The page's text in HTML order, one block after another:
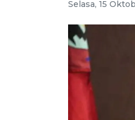
Selasa, 15